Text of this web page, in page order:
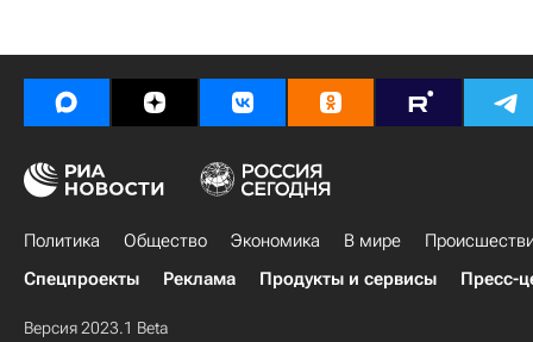
Политика Общество Экономика В мире
Спецпроекты
Реклама Продукты и сервисы Пресс-
Версия 2023.1 Beta